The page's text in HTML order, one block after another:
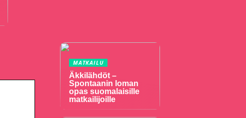
MATKAILU
Äkkilähdöt –
Spontaanin loman
opas suomalaisille
matkailijoille